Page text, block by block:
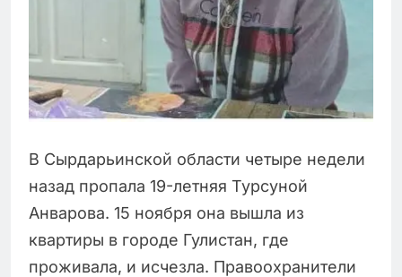
В Сырдарьинской области четыре недели
назад пропала 19-летняя Турсуной
Анварова. 15 ноября она вышла из
квартиры в городе Гулистан, где
проживала, и исчезла. Правоохранители